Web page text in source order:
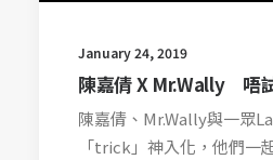
January 24, 2019
陳嘉倩 X Mr.Wally 唔
陳嘉倩、Mr.Wally與一眾
「trick」神入化，他們一